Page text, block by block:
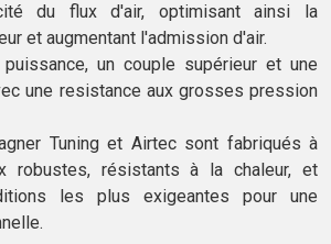
du flux d'air, optimisant ainsi la
et augmentant l'admission d'air.
un couple supérieur et une
une resistance aux grosses pression
Tuning et Airtec sont fabriqués à
robustes, résistants à la chaleur, et
les plus exigeantes pour une